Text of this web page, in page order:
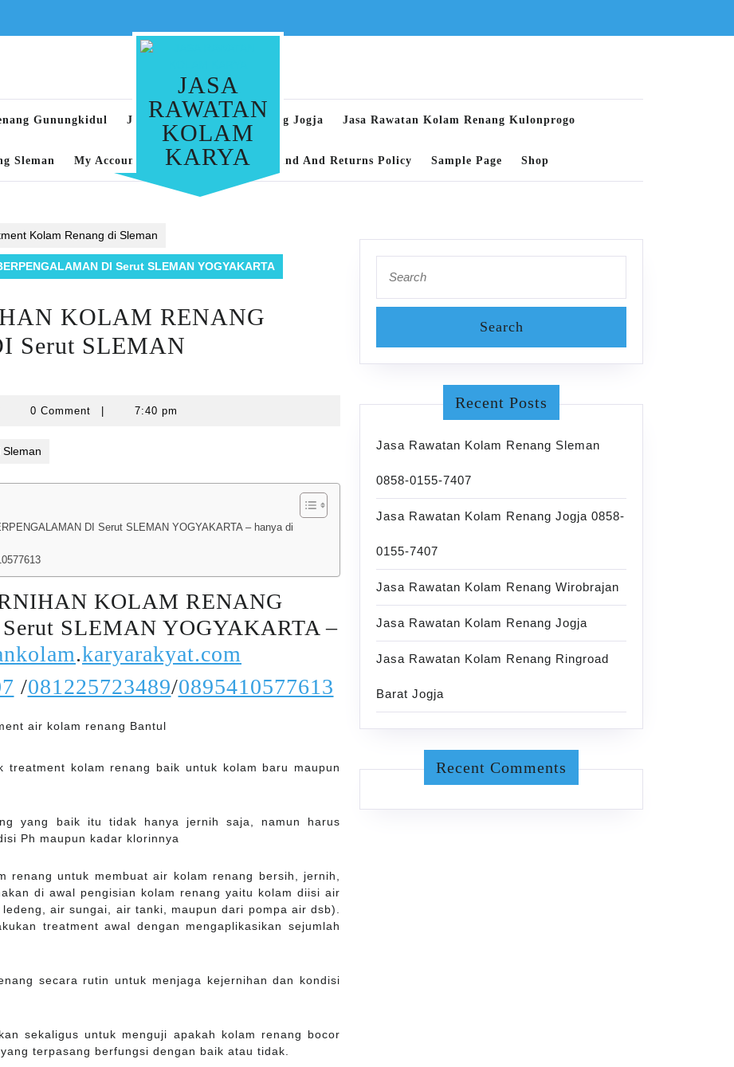
JASA
RAWATAN
KOLAM
KARYA
Gunungkidul Jasa Rawatan Kolam Renang Jogja Jasa Rawatan Kolam Renang Kulonprogo
Sleman My Account Privacy Policy Refund And Returns Policy Sample Page Shop
Kolam Renang di Sleman
DI Serut SLEMAN YOGYAKARTA
KOLAM RENANG
Serut SLEMAN
0 Comment 7:40 pm
DI Serut SLEMAN YOGYAKARTA – hanya di
KOLAM RENANG
SLEMAN YOGYAKARTA –
.karyarakyat.com
/081225723489/0895410577613
treatment kolam renang baik untuk kolam baru maupun
yang baik itu tidak hanya jernih saja, namun harus
Ph maupun kadar klorinnya
untuk membuat air kolam renang bersih, jernih,
di awal pengisian kolam renang yaitu kolam diisi air
air sungai, air tanki, maupun dari pompa air dsb).
treatment awal dengan mengaplikasikan sejumlah
secara rutin untuk menjaga kejernihan dan kondisi
sekaligus untuk menguji apakah kolam renang bocor
terpasang berfungsi dengan baik atau tidak.
for:
Recent Posts
Jasa Rawatan Kolam Renang Sleman
0858-0155-7407
Jasa Rawatan Kolam Renang Jogja 0858-
0155-7407
Jasa Rawatan Kolam Renang Wirobrajan
Jasa Rawatan Kolam Renang Jogja
Jasa Rawatan Kolam Renang Ringroad
Barat Jogja
Recent Comments